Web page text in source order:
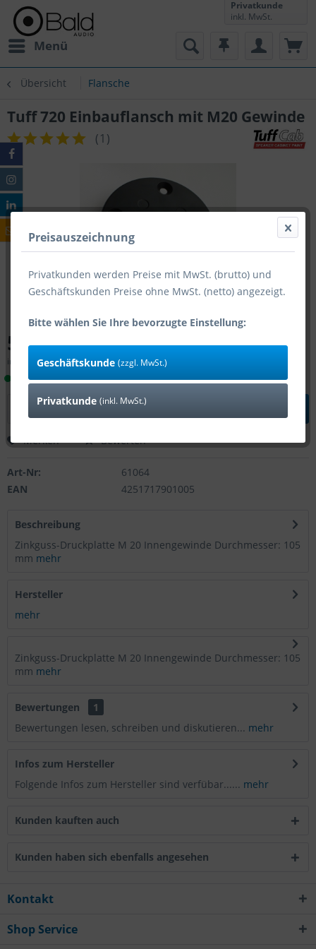
Menü
Privatkunde
inkl. MwSt.
Übersicht Flansche
Tuff 720 Einbauflansch mit M20 Gewinde
(1 )
5,20 € *
inkl. MwSt.zzgl. Versandkosten
Lieferzeit 1-4 Tage (Bestand: 183)
Merken Bewerten
Art-Nr:
61064
EAN
4251717901005
Beschreibung
Zinkguss-Druckplatte M 20 Innengewinde Durchmesser: 105
mm mehr
Hersteller
mehr
Zinkguss-Druckplatte M 20 Innengewinde Durchmesser: 105
mm mehr
Bewertungen
1
Bewertungen lesen, schreiben und diskutieren... mehr
Infos zum Hersteller
Folgende Infos zum Hersteller sind verfübar...... mehr
Kunden kauften auch
Kunden haben sich ebenfalls angesehen
Kontakt
Shop Service
Preisauszeichnung
Privatkunden werden Preise mit MwSt. (brutto) und
Geschäftskunden Preise ohne MwSt. (netto) angezeigt.
Bitte wählen Sie Ihre bevorzugte Einstellung:
Geschäftskunde (zzgl. MwSt.)
Privatkunde (inkl. MwSt.)